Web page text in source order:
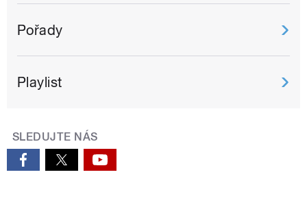
Pořady
Playlist
SLEDUJTE NÁS